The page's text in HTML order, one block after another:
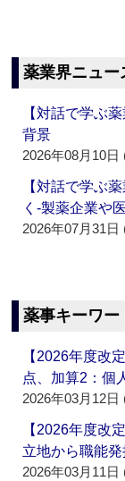
薬業界ニュー
【対話で学ぶ
背景
2026年08月10日
【対話で学ぶ
く‐製薬企業や
2026年07月31日
薬事キーワー
【2026年度改
点、加算2：個
2026年03月12日
【2026年度改
立地から職能
2026年03月11日